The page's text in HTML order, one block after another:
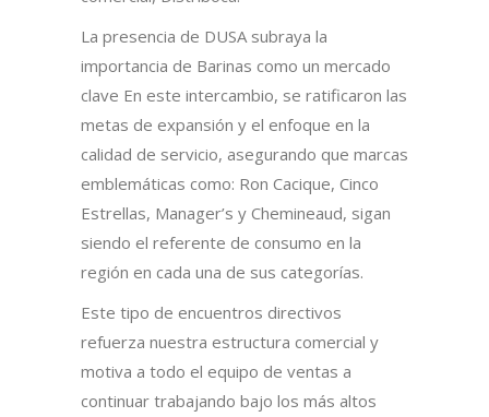
La presencia de DUSA subraya la
importancia de Barinas como un mercado
clave En este intercambio, se ratificaron las
metas de expansión y el enfoque en la
calidad de servicio, asegurando que marcas
emblemáticas como: Ron Cacique, Cinco
Estrellas, Manager’s y Chemineaud, sigan
siendo el referente de consumo en la
región en cada una de sus categorías.
Este tipo de encuentros directivos
refuerza nuestra estructura comercial y
motiva a todo el equipo de ventas a
continuar trabajando bajo los más altos